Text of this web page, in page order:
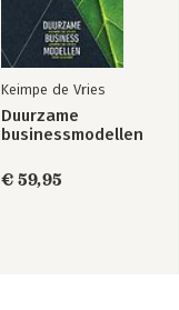
Keimpe de Vries
Duurzame
businessmodellen
€ 59,95